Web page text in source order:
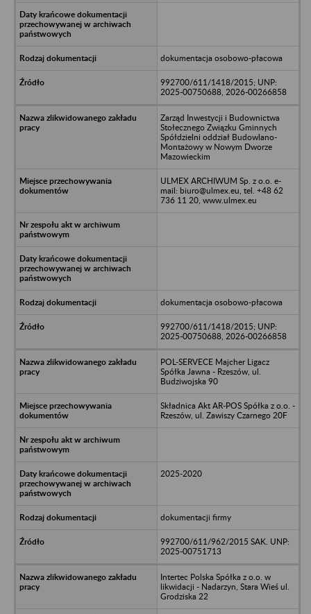
dokumentacja osobowo-płacowa
992700/611/1418/2015; UNP:
2025-00750688, 2026-00266858
Zarząd Inwestycji i Budownictwa
Stołecznego Związku Gminnych
Spółdzielni oddział Budowlano-
Montażowy w Nowym Dworze
Mazowieckim
ULMEX ARCHIWUM Sp. z o.o. e-
mail: biuro@ulmex.eu, tel. +48 62
736 11 20, www.ulmex.eu
dokumentacja osobowo-płacowa
992700/611/1418/2015; UNP:
2025-00750688, 2026-00266858
POL-SERVECE Majcher Ligacz
Spółka Jawna - Rzeszów, ul.
Budziwojska 90
Składnica Akt AR-POS Spółka z o.o. -
Rzeszów, ul. Zawiszy Czarnego 20F
2025-2020
dokumentacji firmy
992700/611/962/2015 SAK. UNP:
2025-00751713
Intertec Polska Spółka z o.o. w
likwidacji - Nadarzyn, Stara Wieś ul.
Grodziska 22